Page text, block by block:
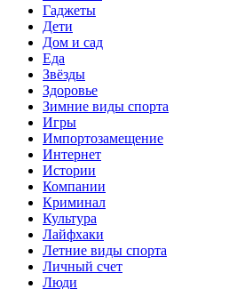
Гаджеты
Дети
Дом и сад
Еда
Звёзды
Здоровье
Зимние виды спорта
Игры
Импортозамещение
Интернет
Истории
Компании
Криминал
Культура
Лайфхаки
Летние виды спорта
Личный счет
Люди